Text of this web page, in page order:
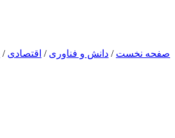
صفحه نخست / دانش و فناوری / اقتصادی /